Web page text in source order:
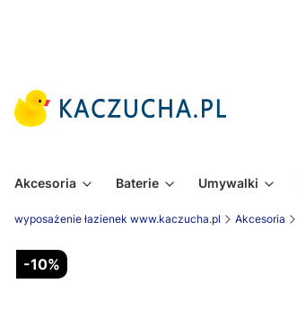
Akcesoria Baterie Umywalki
wyposażenie łazienek www.kaczucha.pl Akcesoria
-10%